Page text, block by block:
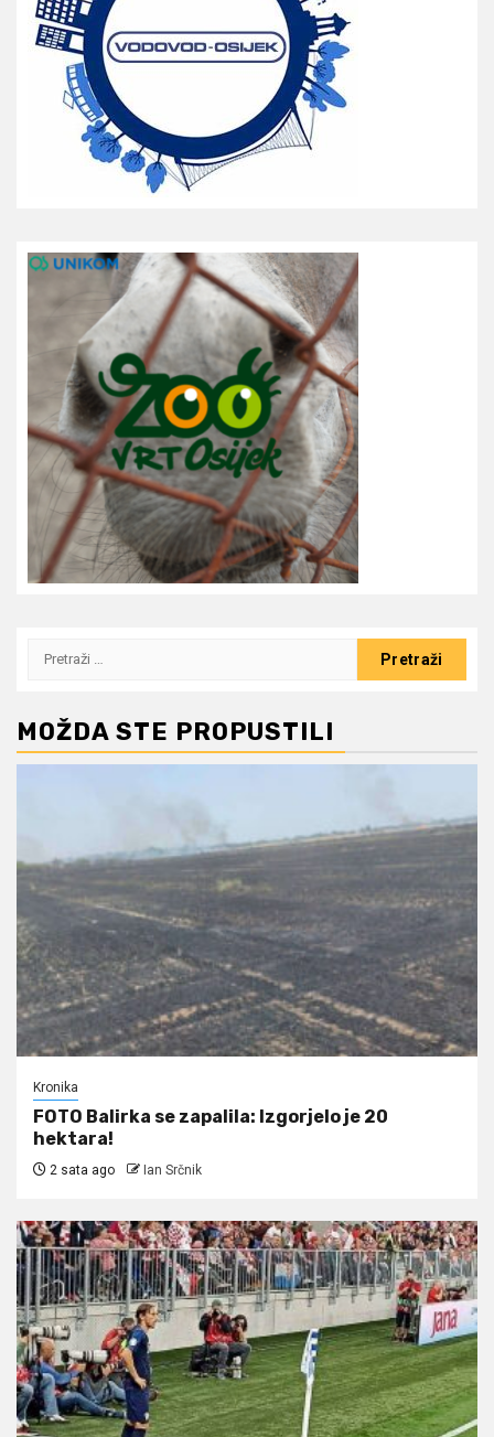
Pretraži:
MOŽDA STE PROPUSTILI
Kronika
FOTO Balirka se zapalila: Izgorjelo je 20
hektara!
2 sata ago Ian Srčnik